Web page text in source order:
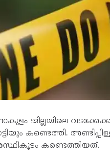
ജില്ലയിലെ
കണ്ടെത്തി.
കണ്ടെത്തിയത്.